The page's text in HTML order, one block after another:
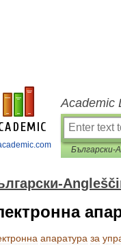
Academic
апаратура за